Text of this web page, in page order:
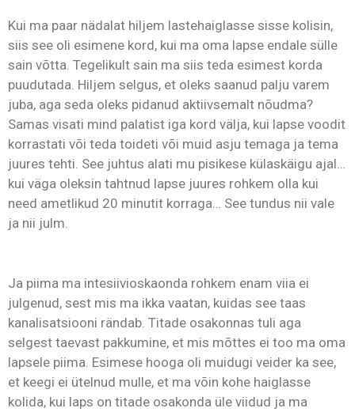
Kui ma paar nädalat hiljem lastehaiglasse sisse kolisin,
siis see oli esimene kord, kui ma oma lapse endale sülle
sain võtta. Tegelikult sain ma siis teda esimest korda
puudutada. Hiljem selgus, et oleks saanud palju varem
juba, aga seda oleks pidanud aktiivsemalt nõudma?
Samas visati mind palatist iga kord välja, kui lapse voodit
korrastati või teda toideti või muid asju temaga ja tema
juures tehti. See juhtus alati mu pisikese külaskäigu ajal…
kui väga oleksin tahtnud lapse juures rohkem olla kui
need ametlikud 20 minutit korraga… See tundus nii vale
ja nii julm.
Ja piima ma intesiivioskaonda rohkem enam viia ei
julgenud, sest mis ma ikka vaatan, kuidas see taas
kanalisatsiooni rändab. Titade osakonnas tuli aga
selgest taevast pakkumine, et mis mõttes ei too ma oma
lapsele piima. Esimese hooga oli muidugi veider ka see,
et keegi ei ütelnud mulle, et ma võin kohe haiglasse
kolida, kui laps on titade osakonda üle viidud ja ma